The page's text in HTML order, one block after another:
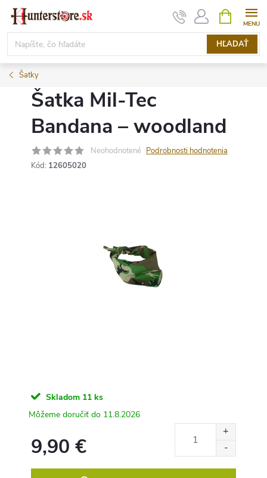
Prejsť
obsah
HĽADAŤ
KOŠÍK
Šatky
Šatka Mil-Tec
Bandana – woodland
Neohodnotené Podrobnosti hodnotenia
Kód: 12605020
Skladom 11 ks
11.8.2026
9,90 €